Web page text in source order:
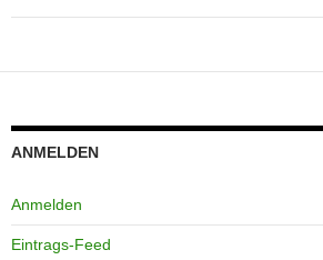
ANMELDEN
Anmelden
Eintrags-Feed